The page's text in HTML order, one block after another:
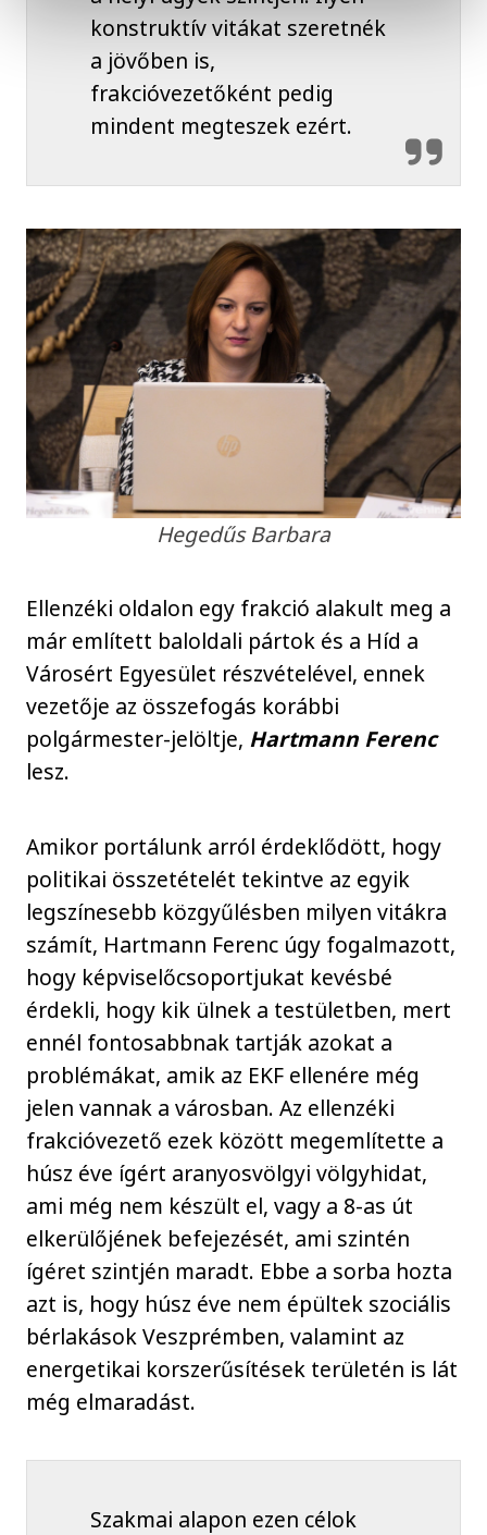
konstruktív vitákat szeretnék
a jövőben is,
frakcióvezetőként pedig
mindent megteszek ezért.
Hegedűs Barbara
Ellenzéki oldalon egy frakció alakult meg a
már említett baloldali pártok és a Híd a
Városért Egyesület részvételével, ennek
vezetője az összefogás korábbi
polgármester-jelöltje, Hartmann Ferenc
lesz.
Amikor portálunk arról érdeklődött, hogy
politikai összetételét tekintve az egyik
legszínesebb közgyűlésben milyen vitákra
számít, Hartmann Ferenc úgy fogalmazott,
hogy képviselőcsoportjukat kevésbé
érdekli, hogy kik ülnek a testületben, mert
ennél fontosabbnak tartják azokat a
problémákat, amik az EKF ellenére még
jelen vannak a városban. Az ellenzéki
frakcióvezető ezek között megemlítette a
húsz éve ígért aranyosvölgyi völgyhidat,
ami még nem készült el, vagy a 8-as út
elkerülőjének befejezését, ami szintén
ígéret szintjén maradt. Ebbe a sorba hozta
azt is, hogy húsz éve nem épültek szociális
bérlakások Veszprémben, valamint az
energetikai korszerűsítések területén is lát
még elmaradást.
Szakmai alapon ezen célok